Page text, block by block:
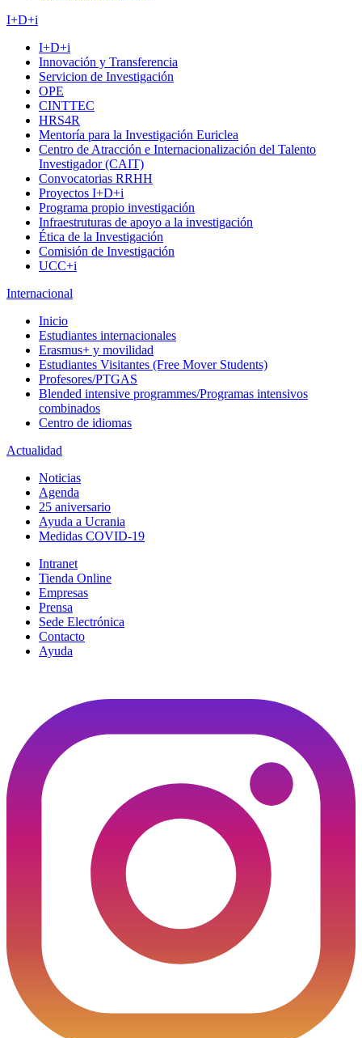
I+D+i
I+D+i
Innovación y Transferencia
Servicion de Investigación
OPE
CINTTEC
HRS4R
Mentoría para la Investigación Euriclea
Centro de Atracción e Internacionalización del Talento
Investigador (CAIT)
Convocatorias RRHH
Proyectos I+D+i
Programa propio investigación
Infraestruturas de apoyo a la investigación
Ética de la Investigación
Comisión de Investigación
UCC+i
Internacional
Inicio
Estudiantes internacionales
Erasmus+ y movilidad
Estudiantes Visitantes (Free Mover Students)
Profesores/PTGAS
Blended intensive programmes/Programas intensivos
combinados
Centro de idiomas
Actualidad
Noticias
Agenda
25 aniversario
Ayuda a Ucrania
Medidas COVID-19
Intranet
Tienda Online
Empresas
Prensa
Sede Electrónica
Contacto
Ayuda